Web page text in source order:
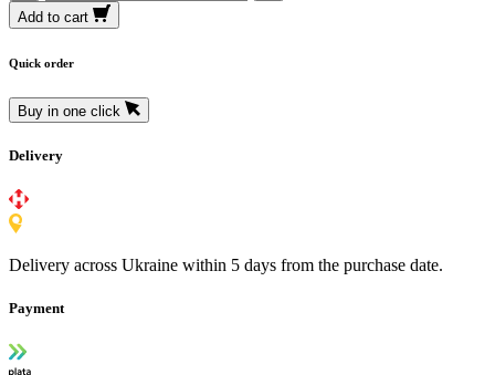
Add to cart
Quick order
Buy in one click
Delivery
Delivery across Ukraine within 5 days from the purchase date.
Payment